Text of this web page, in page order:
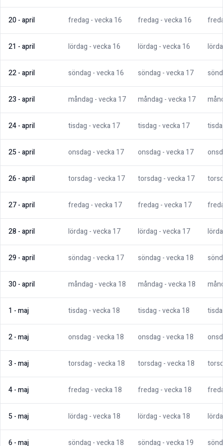
20-april fredag - vecka16 fredag - vecka16
21 -april lördag - vecka16 lördag - vecka16
22-april söndag - vecka16 söndag - vecka17
23 -april måndag - vecka17 måndag - vecka17
24-april tisdag - vecka17 tisdag - vecka17
25-april onsdag - vecka17 onsdag - vecka17
26-april torsdag - vecka17 torsdag - vecka17
27-april fredag - vecka17 fredag - vecka17
28-april lördag - vecka17 lördag - vecka17
29-april söndag - vecka17 söndag - vecka18
30-april måndag - vecka18 måndag - vecka18
1 -maj tisdag - vecka18 tisdag - vecka18
2-maj onsdag - vecka18 onsdag - vecka18
3 -maj torsdag - vecka18 torsdag - vecka18
4-maj fredag - vecka18 fredag - vecka18
5-maj lördag - vecka18 lördag - vecka18
6-maj söndag - vecka18 söndag - vecka19